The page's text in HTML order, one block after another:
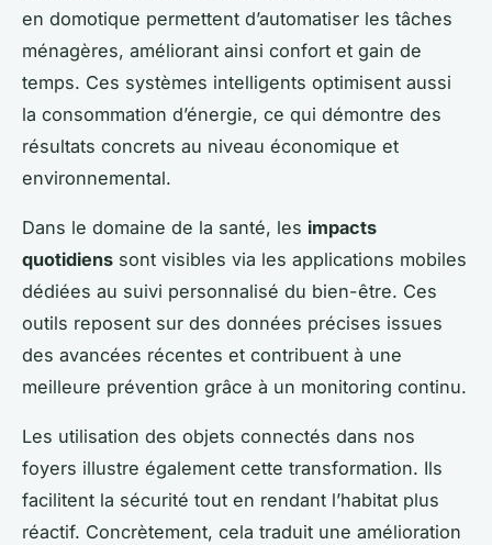
en domotique permettent d’automatiser les tâches
ménagères, améliorant ainsi confort et gain de
temps. Ces systèmes intelligents optimisent aussi
la consommation d’énergie, ce qui démontre des
résultats concrets au niveau économique et
environnemental.
Dans le domaine de la santé, les impacts
quotidiens sont visibles via les applications mobiles
dédiées au suivi personnalisé du bien-être. Ces
outils reposent sur des données précises issues
des avancées récentes et contribuent à une
meilleure prévention grâce à un monitoring continu.
Les utilisation des objets connectés dans nos
foyers illustre également cette transformation. Ils
facilitent la sécurité tout en rendant l’habitat plus
réactif. Concrètement, cela traduit une amélioration